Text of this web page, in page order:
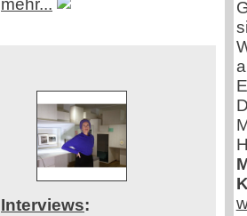
mehr...
Interviews: